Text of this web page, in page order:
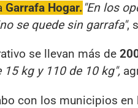
Garrafa Hogar. "En los
se quede sin garrafa",
se llevan más de
kg y 110 de 10 kg",
con los municipios en